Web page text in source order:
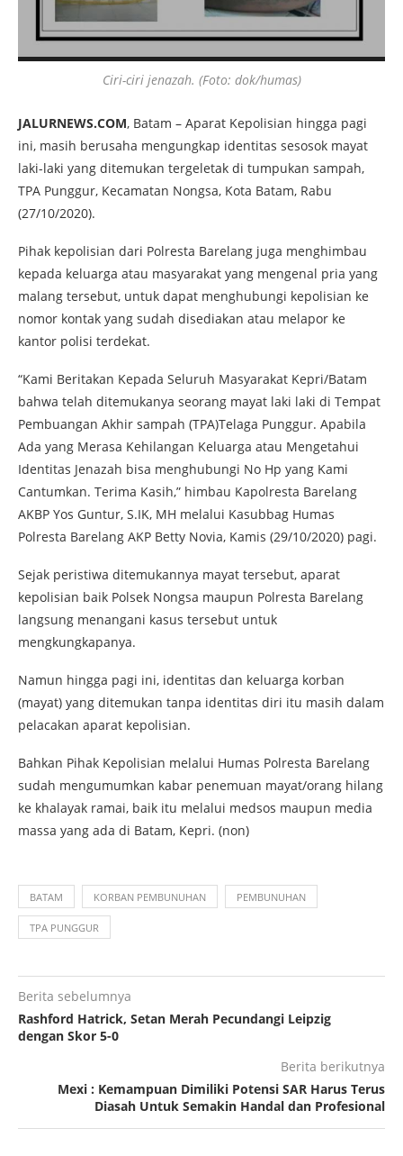
Ciri-ciri jenazah. (Foto: dok/humas)
JALURNEWS.COM, Batam – Aparat Kepolisian hingga pagi
ini, masih berusaha mengungkap identitas sesosok mayat
laki-laki yang ditemukan tergeletak di tumpukan sampah,
TPA Punggur, Kecamatan Nongsa, Kota Batam, Rabu
(27/10/2020).
Pihak kepolisian dari Polresta Barelang juga menghimbau
kepada keluarga atau masyarakat yang mengenal pria yang
malang tersebut, untuk dapat menghubungi kepolisian ke
nomor kontak yang sudah disediakan atau melapor ke
kantor polisi terdekat.
“Kami Beritakan Kepada Seluruh Masyarakat Kepri/Batam
bahwa telah ditemukanya seorang mayat laki laki di Tempat
Pembuangan Akhir sampah (TPA)Telaga Punggur. Apabila
Ada yang Merasa Kehilangan Keluarga atau Mengetahui
Identitas Jenazah bisa menghubungi No Hp yang Kami
Cantumkan. Terima Kasih,” himbau Kapolresta Barelang
AKBP Yos Guntur, S.IK, MH melalui Kasubbag Humas
Polresta Barelang AKP Betty Novia, Kamis (29/10/2020) pagi.
Sejak peristiwa ditemukannya mayat tersebut, aparat
kepolisian baik Polsek Nongsa maupun Polresta Barelang
langsung menangani kasus tersebut untuk
mengkungkapanya.
Namun hingga pagi ini, identitas dan keluarga korban
(mayat) yang ditemukan tanpa identitas diri itu masih dalam
pelacakan aparat kepolisian.
Bahkan Pihak Kepolisian melalui Humas Polresta Barelang
sudah mengumumkan kabar penemuan mayat/orang hilang
ke khalayak ramai, baik itu melalui medsos maupun media
massa yang ada di Batam, Kepri. (non)
BATAM KORBAN PEMBUNUHAN PEMBUNUHAN
TPA PUNGGUR
Berita sebelumnya
Rashford Hatrick, Setan Merah Pecundangi Leipzig
dengan Skor 5-0
Berita berikutnya
Mexi : Kemampuan Dimiliki Potensi SAR Harus Terus
Diasah Untuk Semakin Handal dan Profesional